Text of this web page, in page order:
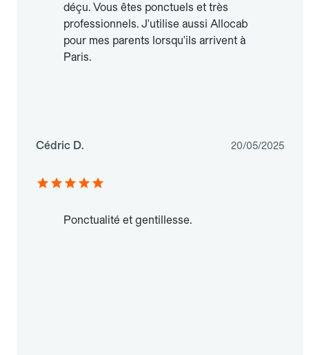
déçu. Vous êtes ponctuels et très
professionnels. J'utilise aussi Allocab
pour mes parents lorsqu'ils arrivent à
Paris.
Cédric D. 20/05/2025
Ponctualité et gentillesse.